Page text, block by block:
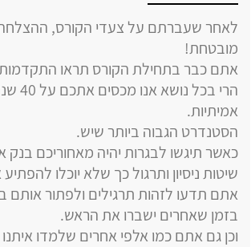
לאחר שעברתם על צעדי הקורס,
מובטחת!
אתם כבר בתחילת הקורס תראו
הרי
אמיתיות.
הסטנדרט הגבוה ביותר שיש.
כאשר תיגשו לבגרות יהיה מאחוריכם בנק
שיטות ניסיון ותרגול כך שלא יוכלו
אתם תדעו לזהות תרגילים ולפתור אותם
בזמן שאחרים ישברו את הראש.
וכן גם אתם כמו אלפי אחרים שלמדו